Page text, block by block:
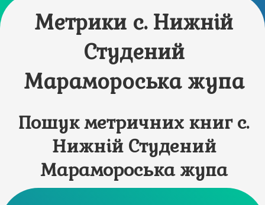
Метрики с. Нижній
Студений
Марамороська жупа
Пошук метричних книг с.
Нижній Студений
Марамороська жупа